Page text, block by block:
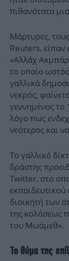
πιθανότατα
Μάρτυρες,
Reuters, είπαν
«Αλλάχ
το οποίο
γαλλικά
νεκρός,
γεννημένος το
λόγο πως
νεότερος και
Το γαλλικό
δράστης
Twitter, στο
διοικητή των
της κολάσεως
του Μωάμεθ».
Το θύμα της